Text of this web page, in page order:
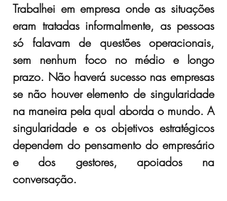
Trabalhei em empresa onde as situações
eram tratadas informalmente, as pessoas
só falavam de questões operacionais,
sem nenhum foco no médio e longo
prazo. Não haverá sucesso nas empresas
se não houver elemento de singularidade
na maneira pela qual aborda o mundo. A
singularidade e os objetivos estratégicos
dependem do pensamento do empresário
e dos gestores, apoiados na
conversação.